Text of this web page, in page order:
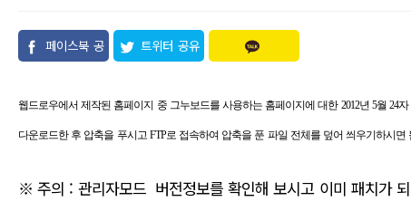
페이스북 공
트위터 공유
웹드로우에서 제작된 홈페이지 중 그누보드를 사용하는 홈페이지에 대한 2012년 5월 24
다운로드한 후 압축을 푸시고 FTP로 접속하여 압축을 푼 파일 전체를 덮어 씌우기하시면
※ 주의 : 관리자모드 버전정보를 확인해 보시고 이미 패치가